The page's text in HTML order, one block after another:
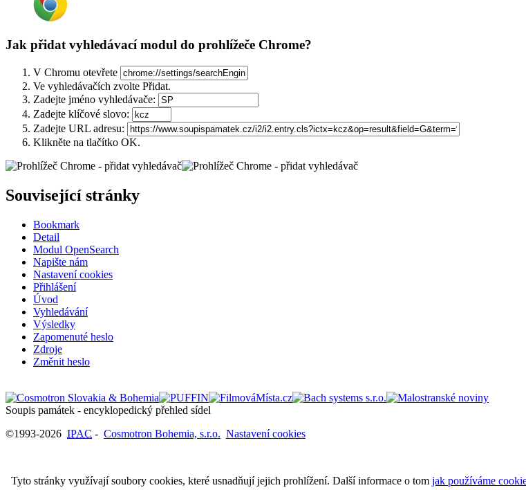
Jak přidat vyhledávací modul do prohlížeče Chrome?
V Chromu otevřete
Ve vyhledávačích zvolte Přidat.
Zadejte jméno vyhledávače:
Zadejte klíčové slovo:
Zadejte URL adresu:
Klikněte na tlačítko OK.
Související stránky
Bookmark
Detail
Modul OpenSearch
Napište nám
Nastavení cookies
Přihlášení
Úvod
Vyhledávání
Výsledky
Zapomenuté heslo
Zdroje
Změnit heslo
Soupis památek - encyklopedický přehled sídel
©1993-2026 IPAC - Cosmotron Bohemia, s.r.o. Nastavení cookies
Tyto stránky využívají soubory cookies, které usnadňují jejich prohlížení. Další informace o tom jak používáme